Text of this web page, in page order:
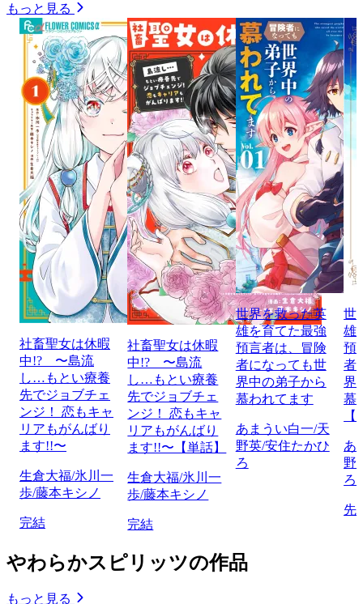
もっと見る
社畜聖女は休暇
中!? 〜島流
し…もとい療養
先でジョブチェ
ンジ！ 恋もキャ
リアもがんばり
ます!!〜
生倉大福/氷川一
歩/藤本キシノ
完結
社畜聖女は休暇
中!? 〜島流
し…もとい療養
先でジョブチェ
ンジ！ 恋もキャ
リアもがんばり
ます!!〜【単話】
生倉大福/氷川一
歩/藤本キシノ
完結
世界を救った英
雄を育てた最強
預言者は、冒険
者になっても世
界中の弟子から
慕われてます
あまうい白一/天
野英/安住たかひ
ろ
世
雄
預
者
界
慕
あ
野
ろ
先
やわらかスピリッツの作品
もっと見る